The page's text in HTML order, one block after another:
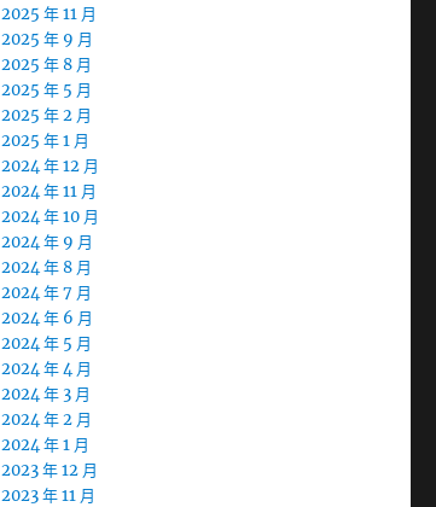
2025 年 11 月
2025 年 9 月
2025 年 8 月
2025 年 5 月
2025 年 2 月
2025 年 1 月
2024 年 12 月
2024 年 11 月
2024 年 10 月
2024 年 9 月
2024 年 8 月
2024 年 7 月
2024 年 6 月
2024 年 5 月
2024 年 4 月
2024 年 3 月
2024 年 2 月
2024 年 1 月
2023 年 12 月
2023 年 11 月